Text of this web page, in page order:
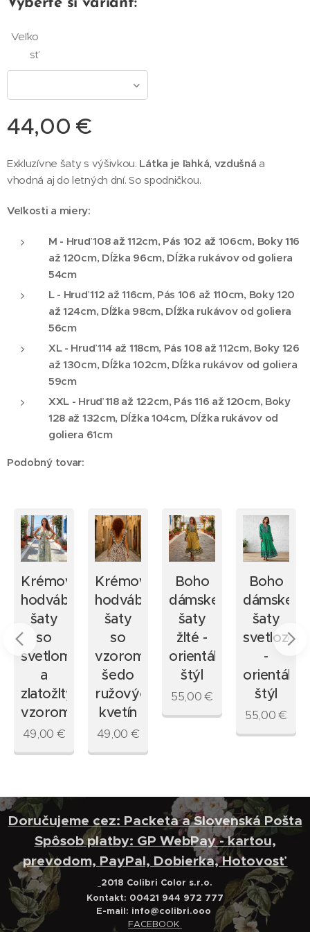
Veľko
sť
44,00 €
Exkluzívne šaty s výšivkou. Látka je ľahká, vzdušná a
vhodná aj do letných dní. So spodničkou.
Veľkosti a miery:
M - Hruď 108 až 112cm, Pás 102 až 106cm, Boky 116
až 120cm, Dĺžka 96cm, Dĺžka rukávov od goliera
54cm
L - Hruď 112 až 116cm, Pás 106 až 110cm, Boky 120
až 124cm, Dĺžka 98cm, Dĺžka rukávov od goliera
56cm
XL - Hruď 114 až 118cm, Pás 108 až 112cm, Boky 126
až 130cm, Dĺžka 102cm, Dĺžka rukávov od goliera
59cm
XXL - Hruď 118 až 122cm, Pás 116 až 120cm, Boky
128 až 132cm, Dĺžka 104cm, Dĺžka rukávov od
goliera 61cm
Podobný tovar:
Krémové
hodvábne
šaty
so
svetlomodrým
a
zlatožltým
vzorom
49,00 €
Krémové
hodvábne
šaty
so
vzorom
šedo
ružových
kvetín
49,00 €
Boho
dámske
šaty
žlté -
orientálny
štýl
55,00€
Boho
dámske
šaty
-
orientálny
štýl
55,00€
Doručujeme cez: Packeta a Slovenská Pošta
Spôsob platby: GP WebPay - kartou,
prevodom, PayPal, Dobierka, Hotovosť
2018 Colibri Color s.r.o.
Kontakt: 00421 944 972 777
E-mail: info@colibri.ooo
FACEBOOK